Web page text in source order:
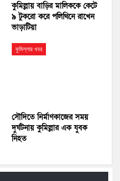
কুমিল্লায় বাড়ির মালিককে কেটে
৯ টুকরো করে পলিথিনে রাখেন
ভাড়াটিয়া
কুমিল্লার খবর
সৌদিতে নির্মাণকাজের সময়
দুর্ঘটনায় কুমিল্লার এক যুবক
নিহত